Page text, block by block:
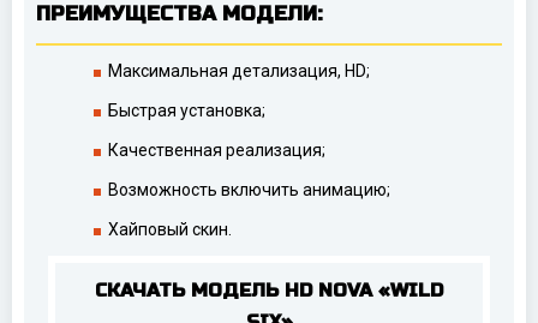
ПРЕИМУЩЕСТВА МОДЕЛИ:
Максимальная детализация, HD;
Быстрая установка;
Качественная реализация;
Возможность включить анимацию;
Хайповый скин.
СКАЧАТЬ МОДЕЛЬ HD NOVA «WILD